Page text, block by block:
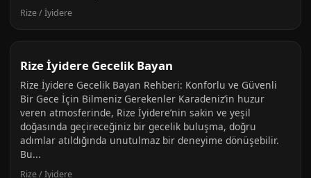
Rize / İyidere
Rize İyidere Gecelik Bayan
Rize İyidere Gecelik Bayan Rehberi: Konforlu ve Güvenli
Bir Gece İçin Bilmeniz Gerekenler Karadeniz’in huzur
veren atmosferinde, Rize İyidere’nin sakin ve yeşil
doğasında geçireceğiniz bir gecelik buluşma, doğru
adımlar atıldığında unutulmaz bir deneyime dönüşebilir.
Bu...
Rize / İyidere